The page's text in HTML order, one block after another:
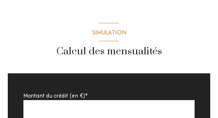
SIMULATION
Calcul des mensualités
Montant du crédit (en €)*